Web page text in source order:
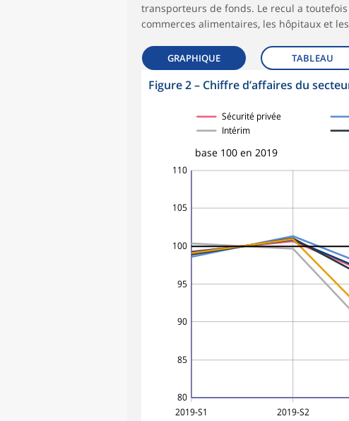
transporteurs de fonds. Le recul a
commerces alimentaires, les hôpitaux et
GRAPHIQUE TABLEAU
Figure 2 – Chiffre d’affaires du
80
85
90
95
100
105
110
base 100 en 2019
2019-S1 2019-S2
Sécurité privée
Intérim